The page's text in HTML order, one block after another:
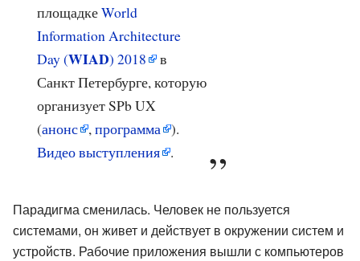
площадкеWorld
Information Architecture
Day (WIAD) 2018
в
Санкт Петербурге, которую
организует SPb UX
(анонс ,программа ).
Видео выступления .
Парадигма сменилась. Человек не пользуется
системами, он живет и действует в окружении систем и
устройств. Рабочие приложения вышли с компьютеров